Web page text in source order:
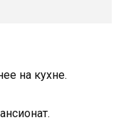
на кухне.